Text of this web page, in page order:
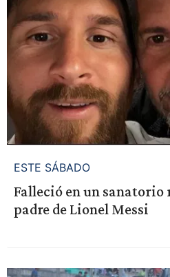
ESTE SÁBADO
Falleció en un sanatorio
padre de Lionel Messi